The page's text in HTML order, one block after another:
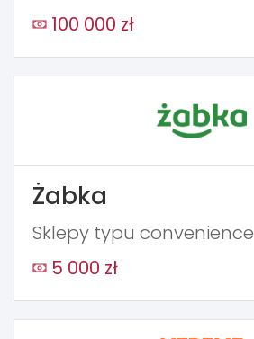
100 000 zł
Żabka
Sklepy typu convenience
5 000 zł